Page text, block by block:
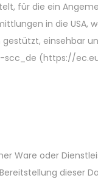
für die ein
in die
gestützt,
(https://
Ware oder
dieser